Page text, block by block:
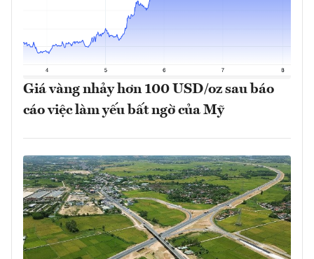
Giá vàng nhảy hơn 100 USD/oz sau báo
cáo việc làm yếu bất ngờ của Mỹ